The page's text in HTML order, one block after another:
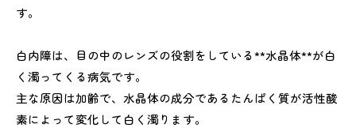
す。
白内障は、目の中のレンズの役割をしている**水晶体**が白
く濁ってくる病気です。
主な原因は加齢で、水晶体の成分であるたんぱく質が活性酸
素によって変化して白く濁ります。